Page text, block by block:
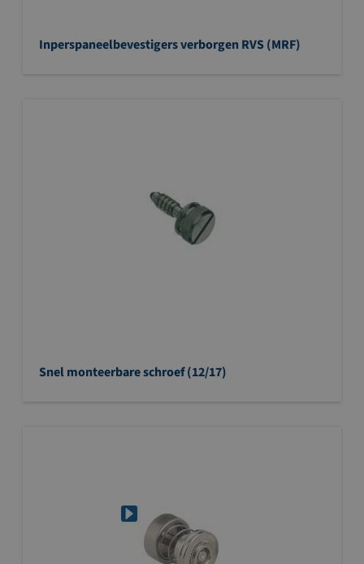
Inperspaneelbevestigers verborgen RVS (MRF)
Snel monteerbare schroef (12/17)